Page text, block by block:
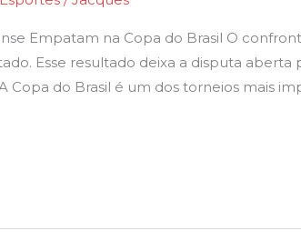
Empatam na Copa do Brasil O
Esse resultado deixa a disputa
Copa do Brasil é um dos torneios mais